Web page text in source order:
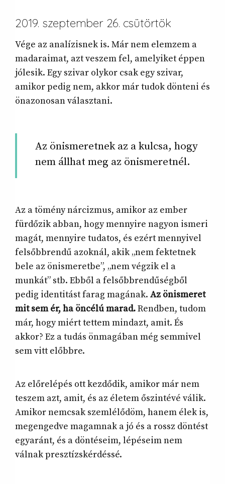
2019. szeptember 26. csütörtök
Vége az analízisnek is. Már nem elemzem a
madaraimat, azt veszem fel, amelyiket éppen
jólesik. Egy szivar olykor csak egy szivar,
amikor pedig nem, akkor már tudok dönteni és
önazonosan választani.
Az önismeretnek az a kulcsa, hogy
nem állhat meg az önismeretnél.
Az a tömény nárcizmus, amikor az ember
fürdőzik abban, hogy mennyire nagyon ismeri
magát, mennyire tudatos, és ezért mennyivel
felsőbbrendű azoknál, akik „nem fektetnek
bele az önismeretbe”, „nem végzik el a
munkát” stb. Ebből a felsőbbrendűségből
pedig identitást farag magának. Az önismeret
mit sem ér, ha öncélú marad.Rendben, tudom
már, hogy miért tettem mindazt, amit. És
akkor? Ez a tudás önmagában még semmivel
sem vitt előbbre.
Az előrelépés ott kezdődik, amikor már nem
teszem azt, amit, és az életem őszintévé válik.
Amikor nemcsak szemlélődöm, hanem élek is,
megengedve magamnak a jó és a rossz döntést
egyaránt, és a döntéseim, lépéseim nem
válnak presztízskérdéssé.